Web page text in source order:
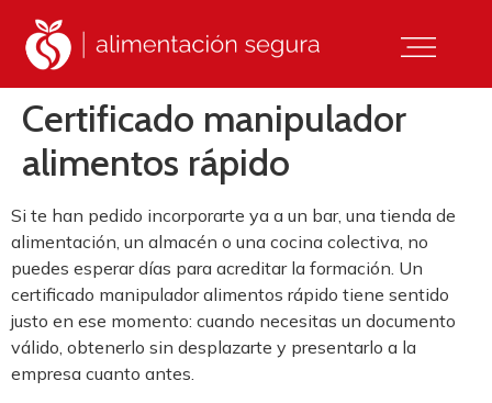
Certificado manipulador
alimentos rápido
Si te han pedido incorporarte ya a un bar, una tienda de
alimentación, un almacén o una cocina colectiva, no
puedes esperar días para acreditar la formación. Un
certificado manipulador alimentos rápido tiene sentido
justo en ese momento: cuando necesitas un documento
válido, obtenerlo sin desplazarte y presentarlo a la
empresa cuanto antes.